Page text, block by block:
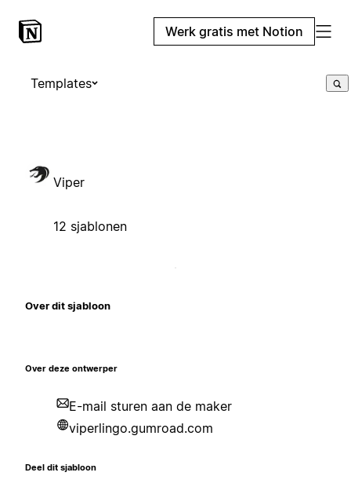
Werk gratis met Notion
Templates
Viper
12 sjablonen
Over dit sjabloon
Over deze ontwerper
E-mail sturen aan de maker
viperlingo.gumroad.com
Deel dit sjabloon